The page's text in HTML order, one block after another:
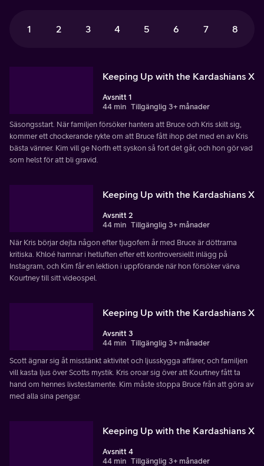
1 2 3 4 5 6 7 8
Keeping Up with the Kardashians X
Avsnitt 1
44 min Tillgänglig 3+ månader
Säsongsstart. När familjen försöker hantera att Bruce och Kris skilt sig,
kommer ett chockerande rykte om att Bruce fått ihop det med en av Kris
bästa vänner. Kim vill ge North ett syskon så fort det går, och hon gör vad
som helst för att bli gravid.
Keeping Up with the Kardashians X
Avsnitt 2
44 min Tillgänglig 3+ månader
När Kris börjar dejta någon efter tjugofem år med Bruce är döttrarna
kritiska. Khloé hamnar i hetluften efter ett kontroversiellt inlägg på
Instagram, och Kim får en lektion i uppförande när hon försöker värva
Kourtney till sitt videospel.
Keeping Up with the Kardashians X
Avsnitt 3
44 min Tillgänglig 3+ månader
Scott ägnar sig åt misstänkt aktivitet och ljusskygga affärer, och familjen
vill kasta ljus över Scotts mystik. Kris oroar sig över att Kourtney fått ta
hand om hennes livstestamente. Kim måste stoppa Bruce från att göra av
med alla sina pengar.
Keeping Up with the Kardashians X
Avsnitt 4
44 min Tillgänglig 3+ månader